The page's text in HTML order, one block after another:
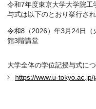
令和7年度東京大学大学院
与式は以下のとおり挙行され
令和8（2026）年3月24日
館3階講堂
大学全体の学位記授与式に
https://www.u-